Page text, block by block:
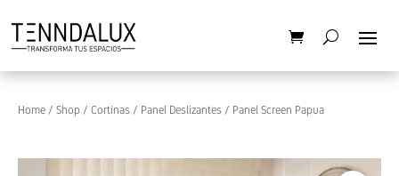
Home / Shop / Cortinas / Panel Deslizantes / Panel Screen Papua